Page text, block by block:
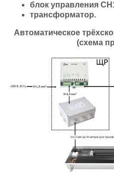
блок управления
трансформатор.
Автоматическое
(схема